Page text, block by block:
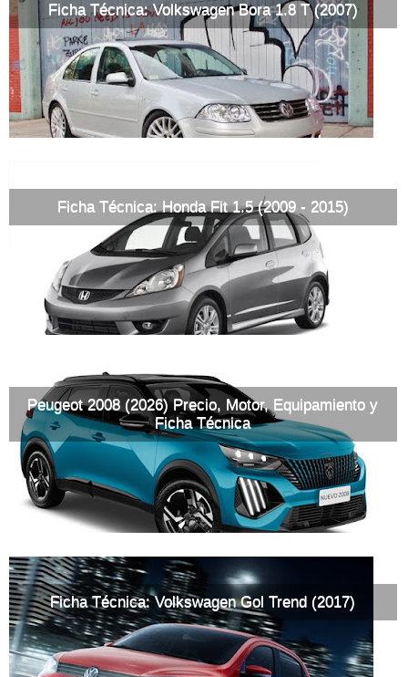
Ficha Técnica: Volkswagen Bora 1.8 T (2007)
Ficha Técnica: Honda Fit 1.5 (2009 - 2015)
Peugeot 2008 (2026) Precio, Motor, Equipamiento y
Ficha Técnica
Ficha Técnica: Volkswagen Gol Trend (2017)